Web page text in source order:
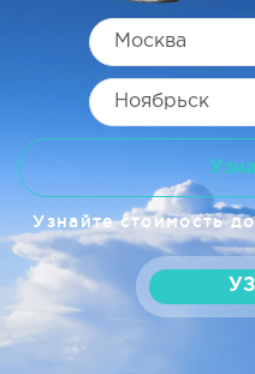
Узнайте стоимость